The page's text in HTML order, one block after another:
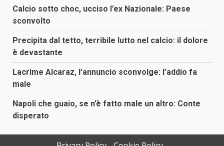
Calcio sotto choc, ucciso l’ex Nazionale: Paese
sconvolto
Precipita dal tetto, terribile lutto nel calcio: il dolore
è devastante
Lacrime Alcaraz, l’annuncio sconvolge: l’addio fa
male
Napoli che guaio, se n’è fatto male un altro: Conte
disperato